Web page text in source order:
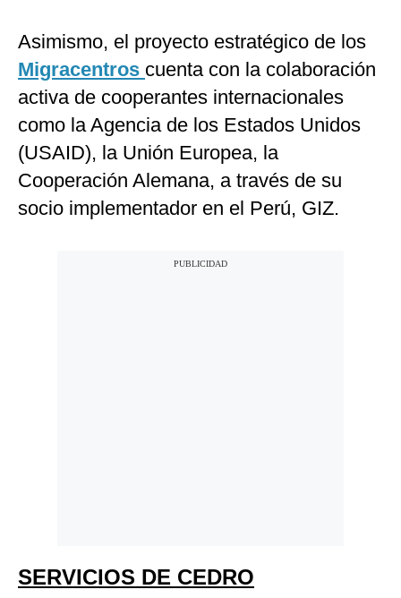
Asimismo, el proyecto estratégico de los
Migracentros cuenta con la colaboración
activa de cooperantes internacionales
como la Agencia de los Estados Unidos
(USAID), la Unión Europea, la
Cooperación Alemana, a través de su
socio implementador en el Perú, GIZ.
SERVICIOS DE CEDRO